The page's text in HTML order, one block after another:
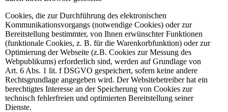
Cookies, die zur Durchführung des elektronischen
Kommunikationsvorgangs (notwendige Cookies) oder zur
Bereitstellung bestimmter, von Ihnen erwünschter Funktionen
(funktionale Cookies, z. B. für die Warenkorbfunktion) oder zur
Optimierung der Webseite (z.B. Cookies zur Messung des
Webpublikums) erforderlich sind, werden auf Grundlage von
Art. 6 Abs. 1 lit. f DSGVO gespeichert, sofern keine andere
Rechtsgrundlage angegeben wird. Der Websitebetreiber hat ein
berechtigtes Interesse an der Speicherung von Cookies zur
technisch fehlerfreien und optimierten Bereitstellung seiner
Dienste.